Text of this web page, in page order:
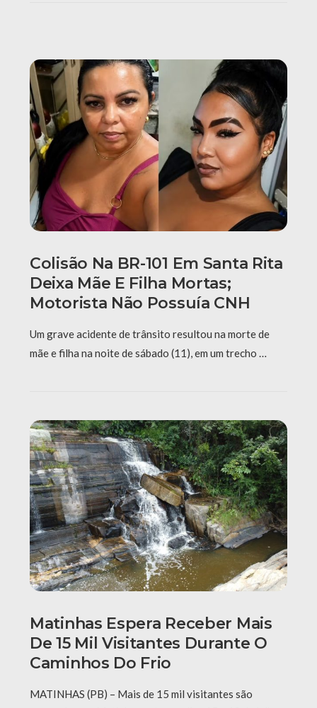
Colisão Na BR-101 Em Santa Rita
Deixa Mãe E Filha Mortas;
Motorista Não Possuía CNH
Um grave acidente de trânsito resultou na morte de
mãe e filha na noite de sábado (11), em um trecho …
Matinhas Espera Receber Mais
De 15 Mil Visitantes Durante O
Caminhos Do Frio
MATINHAS (PB) – Mais de 15 mil visitantes são